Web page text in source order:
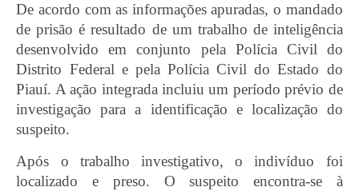
De acordo com as informações apuradas, o mandado
de prisão é resultado de um trabalho de inteligência
desenvolvido em conjunto pela Polícia Civil do
Distrito Federal e pela Polícia Civil do Estado do
Piauí. A ação integrada incluiu um período prévio de
investigação para a identificação e localização do
suspeito.
Após o trabalho investigativo, o indivíduo foi
localizado e preso. O suspeito encontra-se à